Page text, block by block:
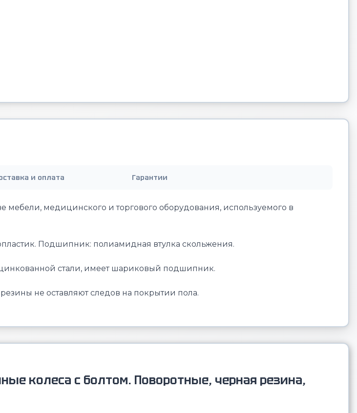
и оплата Гарантии
мебели, медицинского и торгового оборудования, используемого в
Подшипник: полиамидная втулка скольжения.
стали, имеет шариковый подшипник.
не оставляют следов на покрытии пола.
колеса с болтом. Поворотные, черная резина,